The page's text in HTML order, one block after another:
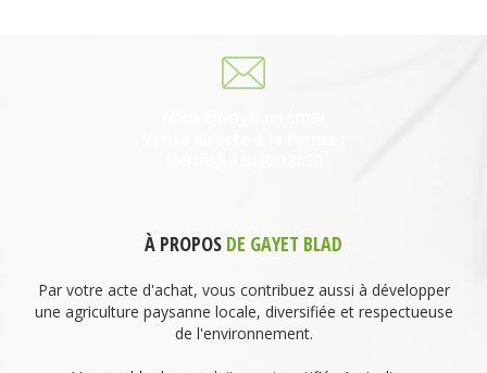
À PROPOS DE GAYET BLAD
Par votre acte d'achat, vous contribuez aussi à développer
une agriculture paysanne locale, diversifiée et respectueuse
de l'environnement.